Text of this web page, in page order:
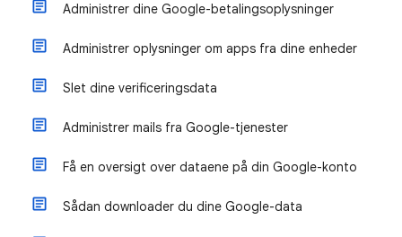
Administrer dine Google-betalingsoplysninger
Administrer oplysninger om apps fra dine enheder
Slet dine verificeringsdata
Administrer mails fra Google-tjenester
Få en oversigt over dataene på din Google-konto
Sådan downloader du dine Google-data